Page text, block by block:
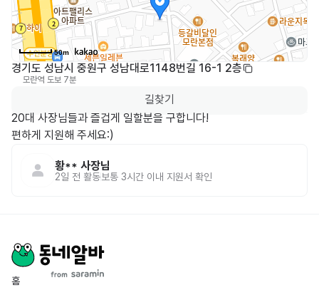
50m
경기도 성남시 중원구 성남대로1148번길 16-1 2층
모란역 도보 7분
길찾기
20대 사장님들과 즐겁게 일할분을 구합니다!
편하게 지원해 주세요:)
황** 사장님
2일 전 활동보통 3시간 이내 지원서 확인
홈